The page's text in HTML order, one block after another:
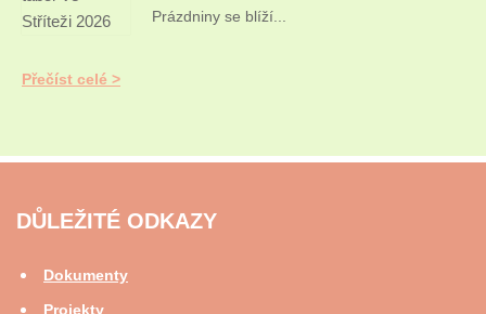
Prázdniny se blíží...
Přečíst celé
DŮLEŽITÉ ODKAZY
Dokumenty
Projekty